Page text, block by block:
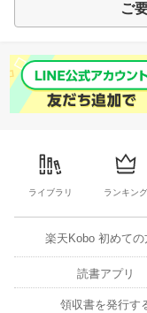
ご
ライブラリ ランキング
楽天Kobo 初めての
読書アプリ
領収書を発行す